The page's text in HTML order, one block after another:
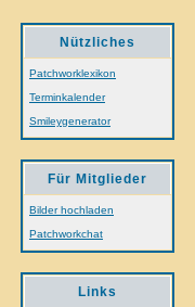
Nützliches
Patchworklexikon
Terminkalender
Smileygenerator
Für Mitglieder
Bilder hochladen
Patchworkchat
Links